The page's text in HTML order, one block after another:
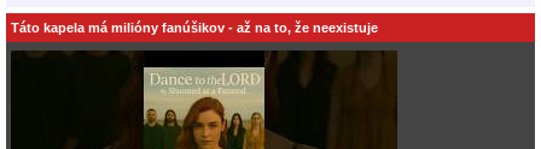
Táto kapela má milióny fanúšikov - až na to, že neexistuje